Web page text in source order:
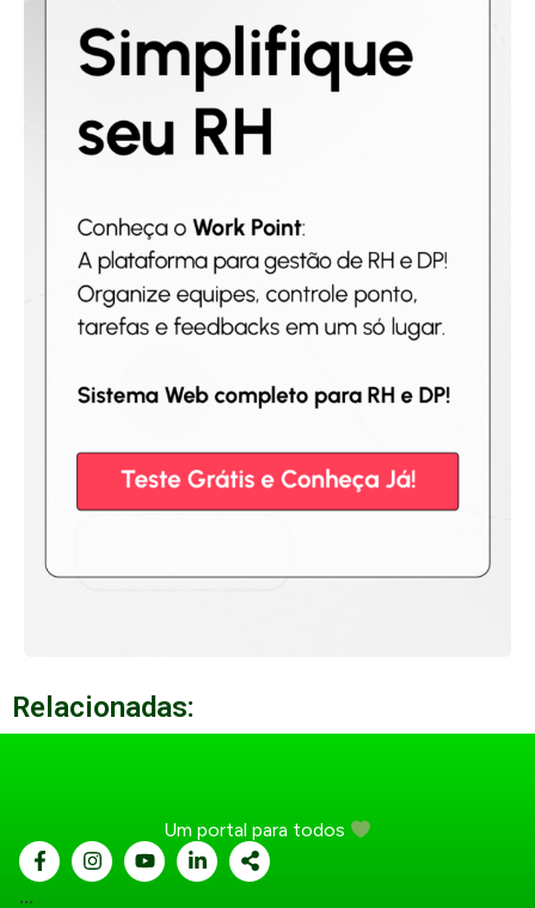
Relacionadas:
Um portal para todos
...